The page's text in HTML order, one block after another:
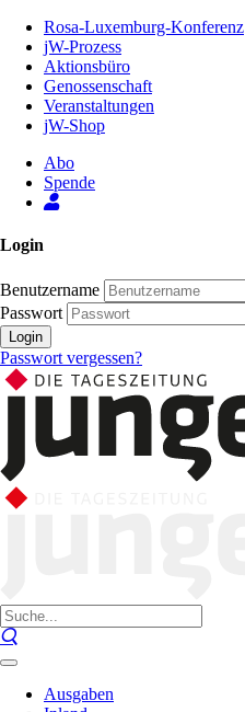
Inhalt
Seite
Rosa-Luxemburg-Konferenz
jW-Prozess
Aktionsbüro
Genossenschaft
Veranstaltungen
jW-Shop
Abo
Spende
Login
Benutzername
Passwort
Login
Passwort vergessen?
Ausgaben